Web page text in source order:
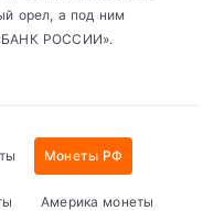
орел, а под ним
«БАНК РОССИИ».
Монеты РФ
Америка монеты